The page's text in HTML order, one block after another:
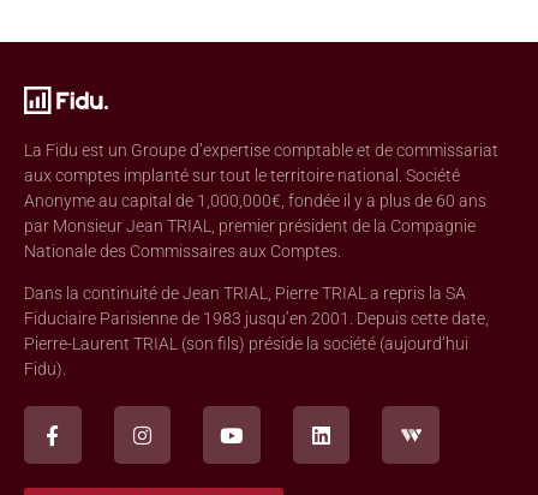
La Fidu est un Groupe d’expertise comptable et de commissariat
aux comptes implanté sur tout le territoire national. Société
Anonyme au capital de 1,000,000€, fondée il y a plus de 60 ans
par Monsieur Jean TRIAL, premier président de la Compagnie
Nationale des Commissaires aux Comptes.
Dans la continuité de Jean TRIAL, Pierre TRIAL a repris la SA
Fiduciaire Parisienne de 1983 jusqu’en 2001. Depuis cette date,
Pierre-Laurent TRIAL (son fils) préside la société (aujourd’hui
Fidu).